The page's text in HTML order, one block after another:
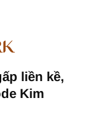
liền kề,
Kim